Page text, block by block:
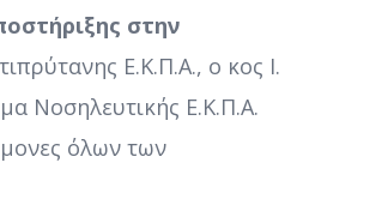
στην
Ε.Κ.Π.Α., ο κος Ι.
Νοσηλευτικής Ε.Κ.Π.Α.
όλων των